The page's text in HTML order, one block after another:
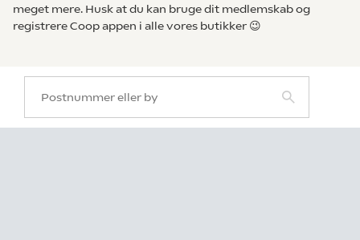
meget mere. Husk at du kan bruge dit medlemskab og
registrere Coop appen i alle vores butikker 😉